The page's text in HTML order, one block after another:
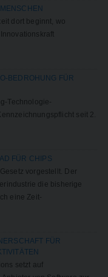
dort beginnt, wo
BEDROHUNG FÜR
Technologie-
seit 2.
FÜR CHIPS
vorgestellt. Der
die bisherige
eine Zeit-
FÜR
setzt auf